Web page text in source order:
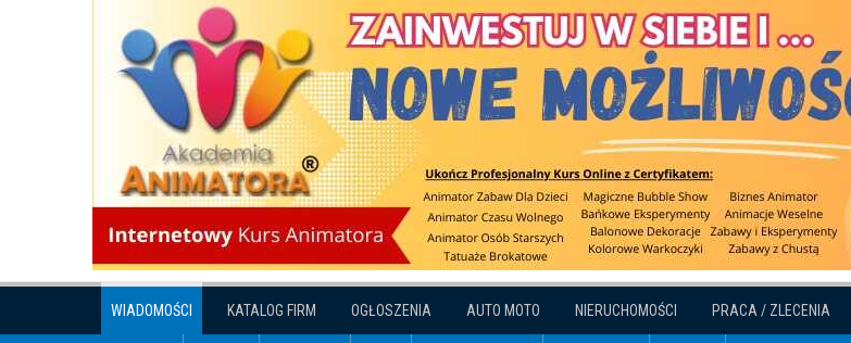
WIADOMOŚCI KATALOG FIRM OGŁOSZENIA AUTO MOTO NIERUCHOMOŚCI PRACA / ZLECENIA